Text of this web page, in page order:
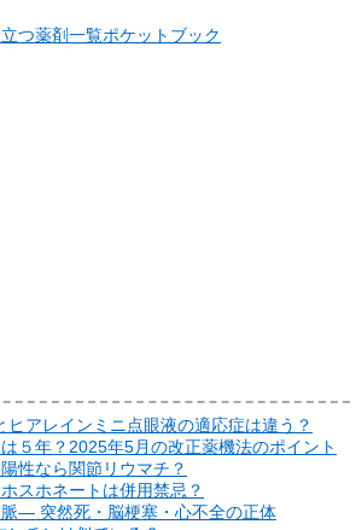
つ薬剤一覧ポケットブック
ヒアレインミニ点眼液の適応症は違う？
５年？2025年5月の改正薬機法のポイント
性なら関節リウマチ？
スホネートは併用禁忌？
― 突然死・脳梗塞・心不全の正体